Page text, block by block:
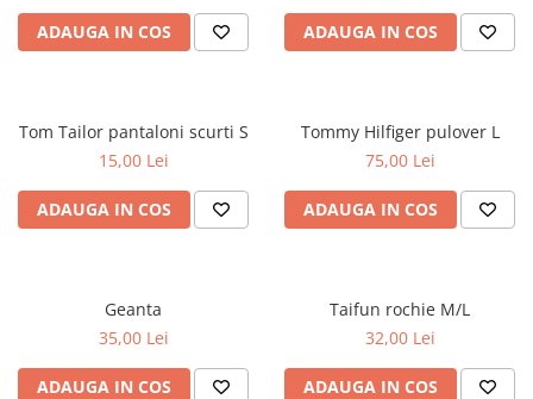
ADAUGA IN COS ADAUGA IN COS
Tom Tailor pantaloni scurti S
15,00 Lei
ADAUGA IN COS
Tommy Hilfiger pulover L
75,00 Lei
ADAUGA IN COS
Geanta
35,00 Lei
ADAUGA IN COS
Taifun rochie M/L
32,00 Lei
ADAUGA IN COS